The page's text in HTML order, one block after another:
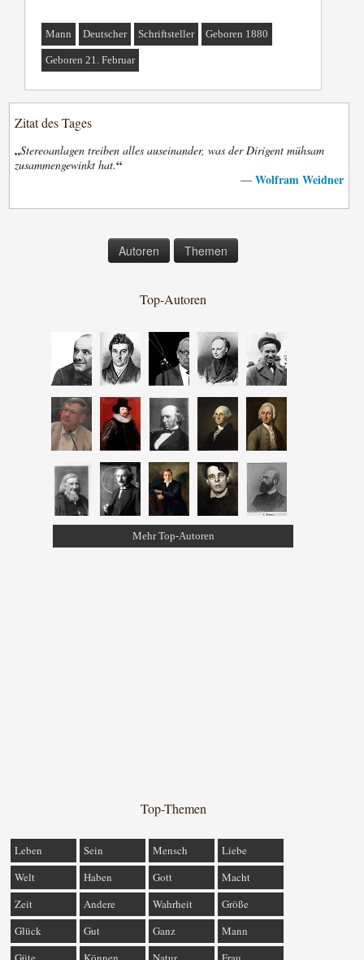
Mann Deutscher Schriftsteller Geboren 1880
Geboren 21. Februar
Zitat des Tages
„Stereoanlagen treiben alles auseinander, was der Dirigent mühsam
zusammengewinkt hat.“
— Wolfram Weidner
Autoren Themen
Top-Autoren
Mehr Top-Autoren
Top-Themen
Leben Sein Mensch
Liebe
Welt
Haben Gott
Macht
Zeit
Andere Wahrheit
Größe
Glück
Gut Ganz
Mann